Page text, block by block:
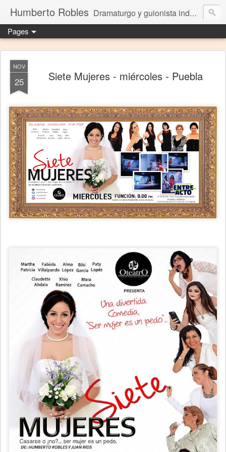
Humberto Robles Dramaturgo y guionista independiente
Pages
NOV
25 Siete Mujeres - miércoles - Puebla